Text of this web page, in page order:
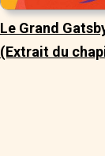
Le Grand
(Extrait du